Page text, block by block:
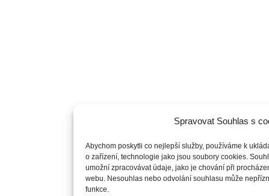
Spravovat Souhlas s
Abychom poskytli co nejlepší služby, používáme k
o zařízení, technologie jako jsou soubory cookies.
umožní zpracovávat údaje, jako je chování při
webu. Nesouhlas nebo odvolání souhlasu může
funkce.